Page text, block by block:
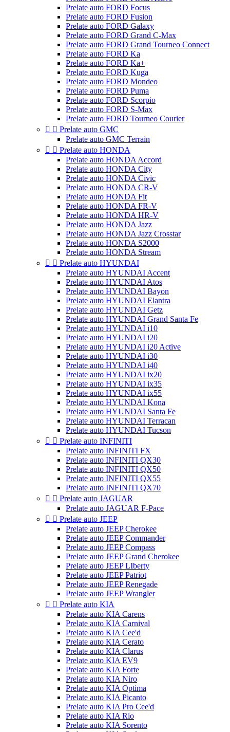
Prelate auto FORD Focus
Prelate auto FORD Fusion
Prelate auto FORD Galaxy
Prelate auto FORD Grand C-Max
Prelate auto FORD Grand Tourneo Connect
Prelate auto FORD Ka
Prelate auto FORD Ka+
Prelate auto FORD Kuga
Prelate auto FORD Mondeo
Prelate auto FORD Puma
Prelate auto FORD Scorpio
Prelate auto FORD S-Max
Prelate auto FORD Tourneo Courier
  Prelate auto GMC
Prelate auto GMC Terrain
  Prelate auto HONDA
Prelate auto HONDA Accord
Prelate auto HONDA City
Prelate auto HONDA Civic
Prelate auto HONDA CR-V
Prelate auto HONDA Fit
Prelate auto HONDA FR-V
Prelate auto HONDA HR-V
Prelate auto HONDA Jazz
Prelate auto HONDA Jazz Crosstar
Prelate auto HONDA S2000
Prelate auto HONDA Stream
  Prelate auto HYUNDAI
Prelate auto HYUNDAI Accent
Prelate auto HYUNDAI Atos
Prelate auto HYUNDAI Bayon
Prelate auto HYUNDAI Elantra
Prelate auto HYUNDAI Getz
Prelate auto HYUNDAI Grand Santa Fe
Prelate auto HYUNDAI i10
Prelate auto HYUNDAI i20
Prelate auto HYUNDAI i20 Active
Prelate auto HYUNDAI i30
Prelate auto HYUNDAI i40
Prelate auto HYUNDAI ix20
Prelate auto HYUNDAI ix35
Prelate auto HYUNDAI ix55
Prelate auto HYUNDAI Kona
Prelate auto HYUNDAI Santa Fe
Prelate auto HYUNDAI Terracan
Prelate auto HYUNDAI Tucson
  Prelate auto INFINITI
Prelate auto INFINITI FX
Prelate auto INFINITI QX30
Prelate auto INFINITI QX50
Prelate auto INFINITI QX55
Prelate auto INFINITI QX70
  Prelate auto JAGUAR
Prelate auto JAGUAR F-Pace
  Prelate auto JEEP
Prelate auto JEEP Cherokee
Prelate auto JEEP Commander
Prelate auto JEEP Compass
Prelate auto JEEP Grand Cherokee
Prelate auto JEEP LIberty
Prelate auto JEEP Patriot
Prelate auto JEEP Renegade
Prelate auto JEEP Wrangler
  Prelate auto KIA
Prelate auto KIA Carens
Prelate auto KIA Carnival
Prelate auto KIA Cee'd
Prelate auto KIA Cerato
Prelate auto KIA Clarus
Prelate auto KIA EV9
Prelate auto KIA Forte
Prelate auto KIA Niro
Prelate auto KIA Optima
Prelate auto KIA Picanto
Prelate auto KIA Pro Cee'd
Prelate auto KIA Rio
Prelate auto KIA Sorento